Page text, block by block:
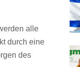
alle
durch eine
des